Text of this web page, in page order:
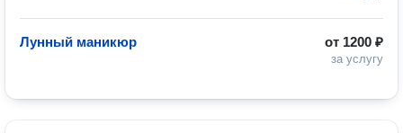
от 1200 ₽
за услугу
Лунный маникюр